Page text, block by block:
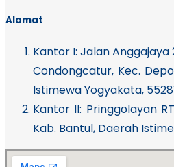
Alamat
Kantor I: Jalan Anggajaya
Condongcatur, Kec.
Istimewa Yogyakata,
Kantor II: Pringgolayan
Kab. Bantul, Daerah